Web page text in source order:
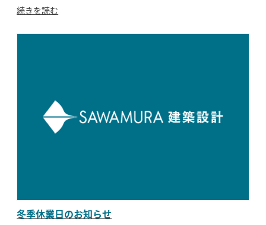
続きを読む
冬季休業日のお知らせ